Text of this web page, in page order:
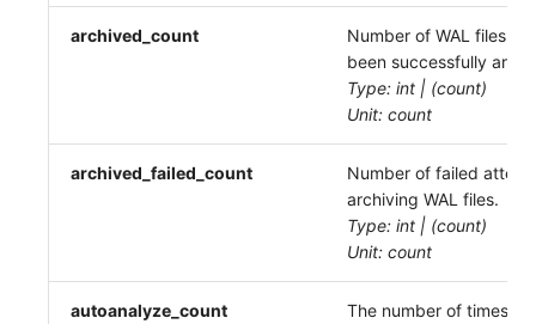
archived_count
Number of WAL files
been successfully
Type: int | (count)
Unit: count
archived_failed_count
Number of failed
archiving WAL files.
Type: int | (count)
Unit: count
autoanalyze_count
The number of times